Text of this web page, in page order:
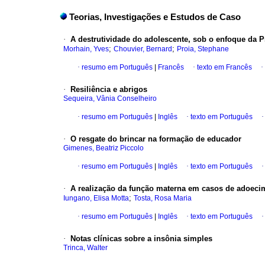
Teorias, Investigações e Estudos de Caso
· A destrutividade do adolescente, sob o enfoque da
Morhain, Yves; Chouvier, Bernard ; Proia, Stephane
· resumo em Português Francês · texto em Francês ·
· Resiliência e abrigos
Sequeira, Vânia Conselheiro
· resumo em Português Inglês · texto em Português ·
· O resgate do brincar na formação de educador
Gimenes, Beatriz Piccolo
· resumo em Português Inglês · texto em Português ·
· A realização da função materna em casos de
Iungano, Elisa Motta; Tosta, Rosa Maria
· resumo em Português Inglês · texto em Português ·
· Notas clínicas sobre a insônia simples
Trinca, Walter